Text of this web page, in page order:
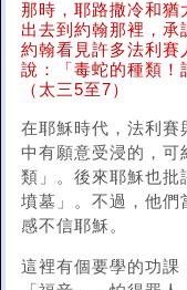
那時，耶路撒冷和猶
出去到約翰那裡，承
約翰看見許多法利賽
說：「毒蛇的種類！
（太三5至7）
在耶穌時代，法利賽
中有願意受浸的，可
類」。後來耶穌也批
墳墓」。不過，他們
感不信耶穌。
這裡有個要學的功課